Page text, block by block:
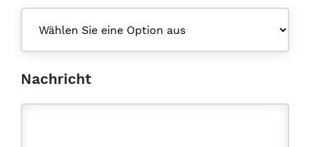
Nachricht